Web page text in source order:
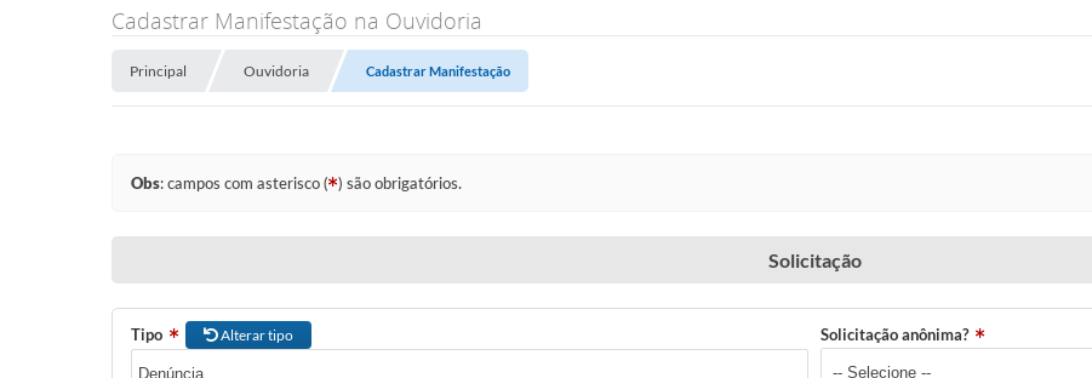
Cadastrar Manifestação na Ouvidoria
Principal Ouvidoria Cadastrar Manifestação
Obs: campos com asterisco ( ) são obrigatórios.
Solicitação
Tipo Alterar tipo Solicitação anônima?